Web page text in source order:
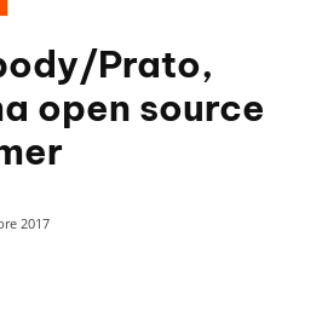
Prato,
open source
2017